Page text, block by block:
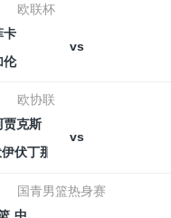
欧联杯
卡
vs
伦
欧协联
贾克斯
vs
伏丁那
国青男篮热身赛